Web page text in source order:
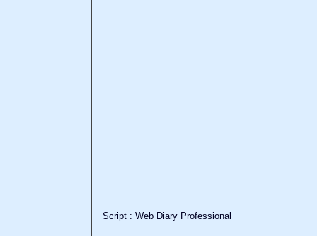
Script : Web Diary Professional